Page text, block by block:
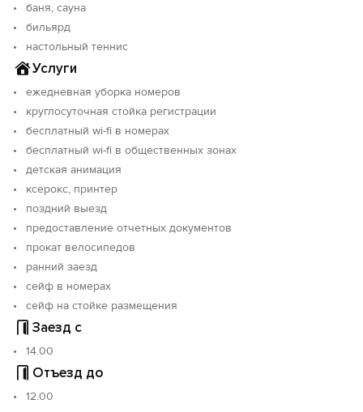
баня, сауна
бильярд
настольный теннис
Услуги
ежедневная уборка номеров
круглосуточная стойка регистрации
бесплатный wi-fi в номерах
бесплатный wi-fi в общественных зонах
детская анимация
ксерокс, принтер
поздний выезд
предоставление отчетных документов
прокат велосипедов
ранний заезд
сейф в номерах
сейф на стойке размещения
Заезд с
14.00
Отъезд до
12.00
Вход на сайт
Войти илиЗарегистрироваться